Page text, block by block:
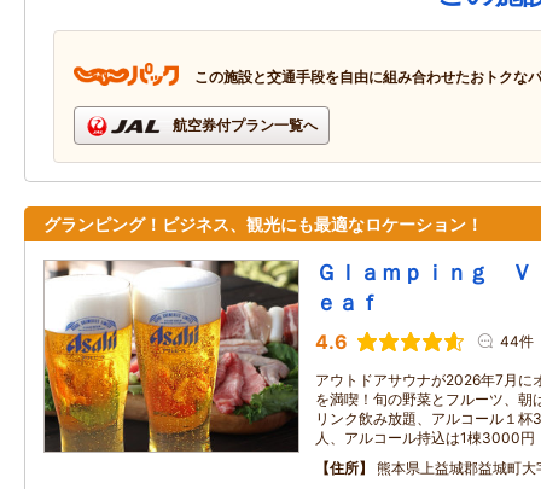
この施設と交通手段を自由に組み合わせたおトクな
航空券付プラン一覧へ
グランピング！ビジネス、観光にも最適なロケーション！
Ｇｌａｍｐｉｎｇ
ｅａｆ
4.6 44件
アウトドアサウナが2026年7月
を満喫！旬の野菜とフルーツ、朝
リンク飲み放題、アルコール１
人、アルコール持込は1棟3000円
住所
熊本県上益城郡益城町